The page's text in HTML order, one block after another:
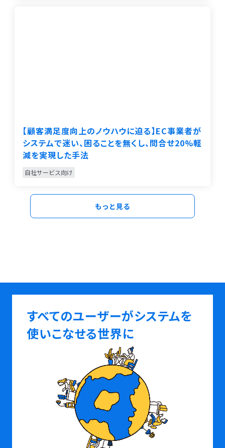
【顧客満足度向上のノウハウに迫る】EC事業者が
システムで迷い、困ることを無くし、問合せ20%軽
減を実現した手法
自社サービス向け
もっと見る
すべてのユーザーがシステムを
使いこなせる世界に